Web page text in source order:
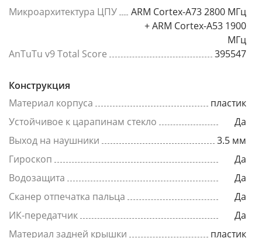
Микроархитектура ЦПУ
ARM Cortex-A73 2800 МГц
+ ARM Cortex-A53 1900
МГц
AnTuTu v9 Total Score
395547
Конструкция
Материал корпуса
пластик
Устойчивое к царапинам стекло
Да
Выход на наушники
3.5 мм
Гироскоп
Да
Водозащита
Да
Сканер отпечатка пальца
Да
ИК-передатчик
Да
Материал задней крышки
пластик